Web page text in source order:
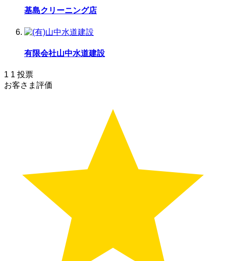
基島クリーニング店
有限会社山中水道建設
1 1 投票
お客さま評価